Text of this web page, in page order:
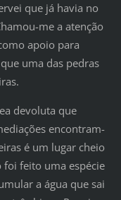
que já havia no
me a atenção
apoio para
uma das pedras
devoluta que
encontram-
é um lugar cheio
foi feito uma espécie
a água que sai